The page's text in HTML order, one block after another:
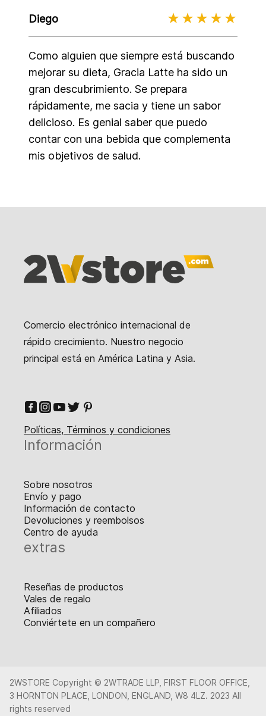
Diego
Como alguien que siempre está buscando
mejorar su dieta, Gracia Latte ha sido un
gran descubrimiento. Se prepara
rápidamente, me sacia y tiene un sabor
delicioso. Es genial saber que puedo
contar con una bebida que complementa
mis objetivos de salud.
Comercio electrónico internacional de
rápido crecimiento. Nuestro negocio
principal está en América Latina y Asia.
Políticas, Términos y condiciones
Información
Sobre nosotros
Envío y pago
Información de contacto
Devoluciones y reembolsos
Centro de ayuda
extras
Reseñas de productos
Vales de regalo
Afiliados
Conviértete en un compañero
2WSTORE Copyright © 2WTRADE LLP, FIRST FLOOR OFFICE,
3 HORNTON PLACE, LONDON, ENGLAND, W8 4LZ. 2023 All
rights reserved